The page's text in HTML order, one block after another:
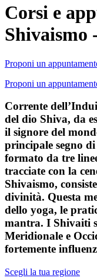
Corsi e
Shivaismo
Proponi un
Proponi un
Corrente
del dio Shiva, da
il signore del
principale segno
formato da tre
tracciate con la
Shivaismo,
divinità. Questa
dello yoga, le
mantra. I Shivaiti
Meridionale e
fortemente
Scegli la tua regione